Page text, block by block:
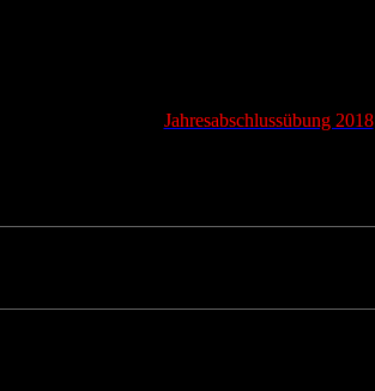
Jahresabschlussübung 2018